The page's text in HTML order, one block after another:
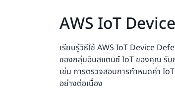
AWS IoT
เรียนรู้วิธีใช้ AWS IoT Device
ของกลุ่มอินสแตนซ์ IoT ของคุณ รับ
เช่น การตรวจสอบการกำหนดค่า
อย่างต่อเนื่อง